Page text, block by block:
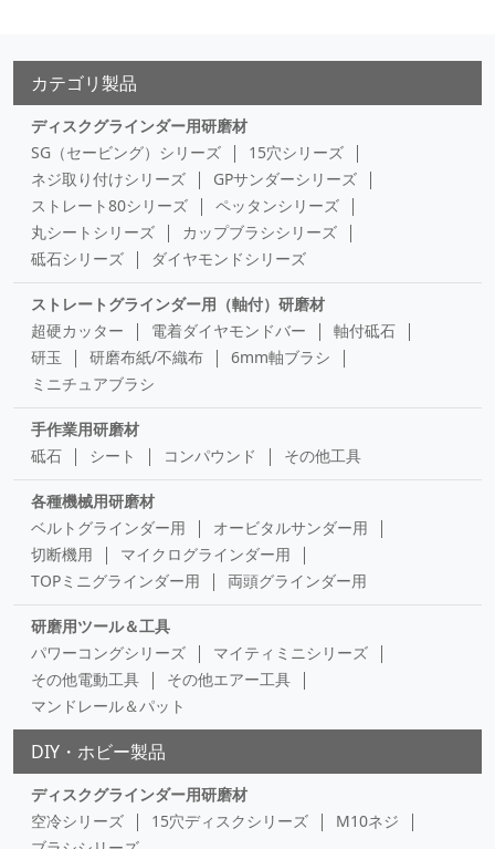
カテゴリ製品
ディスクグラインダー用研磨材
SG（セービング）シリーズ
15穴シリーズ
ネジ取り付けシリーズ
GPサンダーシリーズ
ストレート80シリーズ
ペッタンシリーズ
丸シートシリーズ
カップブラシシリーズ
砥石シリーズ
ダイヤモンドシリーズ
ストレートグラインダー用（軸付）研磨材
超硬カッター
電着ダイヤモンドバー
軸付砥石
研玉
研磨布紙/不織布
6mm軸ブラシ
ミニチュアブラシ
手作業用研磨材
砥石
シート コンパウンド その他工具
各種機械用研磨材
ベルトグラインダー用
オービタルサンダー用
切断機用
マイクログラインダー用
TOPミニグラインダー用
両頭グラインダー用
研磨用ツール＆工具
パワーコングシリーズ
マイティミニシリーズ
その他電動工具
その他エアー工具
マンドレール＆パット
DIY・ホビー製品
ディスクグラインダー用研磨材
空冷シリーズ
15穴ディスクシリーズ
M10ネジ